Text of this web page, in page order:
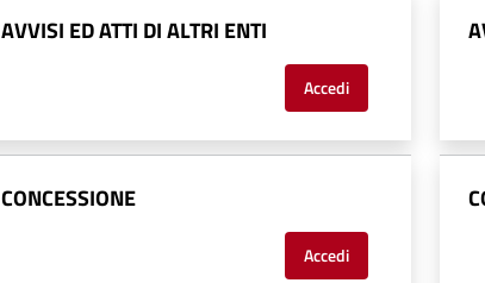
AVVISI ED ATTI DI ALTRI ENTI
Accedi
CONCESSIONE
Accedi